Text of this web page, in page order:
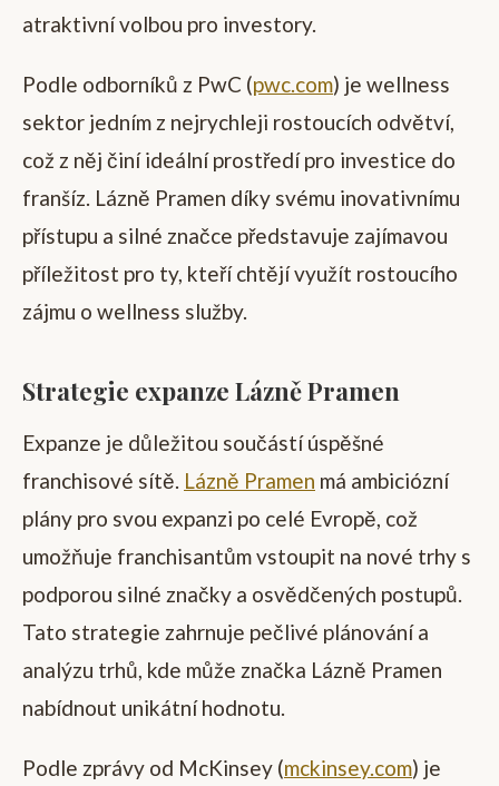
atraktivní volbou pro investory.
Podle odborníků z PwC (pwc.com) je wellness
sektor jedním z nejrychleji rostoucích odvětví,
což z něj činí ideální prostředí pro investice do
franšíz. Lázně Pramen díky svému inovativnímu
přístupu a silné značce představuje zajímavou
příležitost pro ty, kteří chtějí využít rostoucího
zájmu o wellness služby.
Strategie expanze Lázně Pramen
Expanze je důležitou součástí úspěšné
franchisové sítě. Lázně Pramen má ambiciózní
plány pro svou expanzi po celé Evropě, což
umožňuje franchisantům vstoupit na nové trhy s
podporou silné značky a osvědčených postupů.
Tato strategie zahrnuje pečlivé plánování a
analýzu trhů, kde může značka Lázně Pramen
nabídnout unikátní hodnotu.
Podle zprávy od McKinsey (mckinsey.com) je